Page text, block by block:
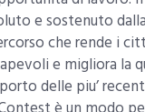
e sostenuto
che rende i
e migliora la
delle piu’